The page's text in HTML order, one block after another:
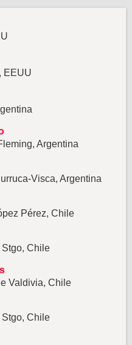
EEUU
Argentina
Visca, Argentina
Pérez, Chile
Chile
Valdivia, Chile
Chile